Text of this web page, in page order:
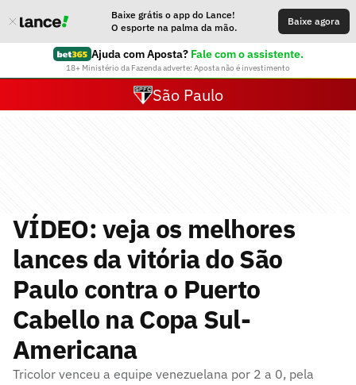
Baixe grátis o app do Lance!
O esporte na palma da mão.
Baixe agora
Ajuda com Aposta? Fale com o assistente.
18+ Ministério da Fazenda adverte: Aposta não é investimento
São Paulo
VÍDEO: veja os melhores
lances da vitória do São
Paulo contra o Puerto
Cabello na Copa Sul-
Americana
Tricolor venceu a equipe venezuelana por 2 a 0, pela